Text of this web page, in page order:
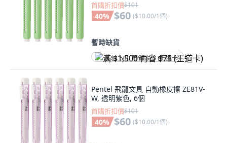
首購折扣價$101
40% $60 ($10.00/1個)
暫時缺貨
满 $1,500 再省 $75 (王道卡)
Pentel 飛龍文具 自動橡皮擦 ZE81V-
W, 透明紫色, 6個
首購折扣價$101
40% $60 ($10.00/1個)